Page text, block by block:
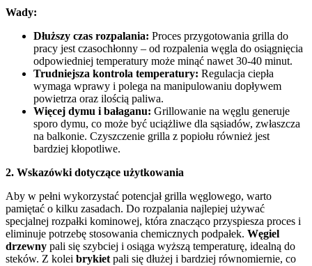
Wady:
Dłuższy czas rozpalania: Proces przygotowania grilla do
pracy jest czasochłonny – od rozpalenia węgla do osiągnięcia
odpowiedniej temperatury może minąć nawet 30-40 minut.
Trudniejsza kontrola temperatury: Regulacja ciepła
wymaga wprawy i polega na manipulowaniu dopływem
powietrza oraz ilością paliwa.
Więcej dymu i bałaganu: Grillowanie na węglu generuje
sporo dymu, co może być uciążliwe dla sąsiadów, zwłaszcza
na balkonie. Czyszczenie grilla z popiołu również jest
bardziej kłopotliwe.
2. Wskazówki dotyczące użytkowania
Aby w pełni wykorzystać potencjał grilla węglowego, warto
pamiętać o kilku zasadach. Do rozpalania najlepiej używać
specjalnej rozpałki kominowej, która znacząco przyspiesza proces i
eliminuje potrzebę stosowania chemicznych podpałek. Węgiel
drzewny pali się szybciej i osiąga wyższą temperaturę, idealną do
steków. Z kolei brykiet pali się dłużej i bardziej równomiernie, co